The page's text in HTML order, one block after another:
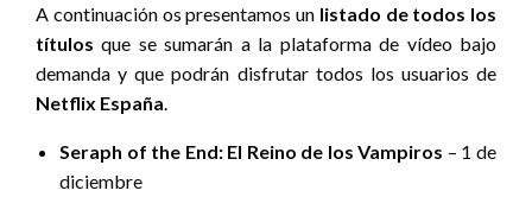
A continuación os presentamos un listado de todos los
títulos que se sumarán a la plataforma de vídeo bajo
demanda y que podrán disfrutar todos los usuarios de
Netflix España.
Seraph of the End: El Reino de los Vampiros – 1 de
diciembre